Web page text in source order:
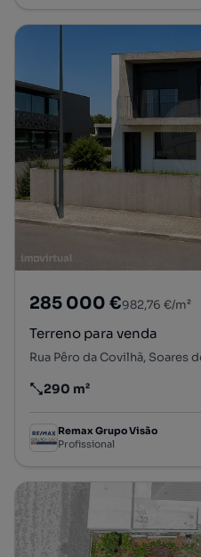
285 000 €982,76 €/m²
Terreno para venda
Preço por metro quadrado
290 m²
Remax Grupo Visão
Profissional